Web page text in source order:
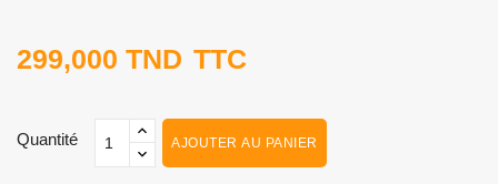
299,000 TND TTC
Quantité AJOUTER AU PANIER